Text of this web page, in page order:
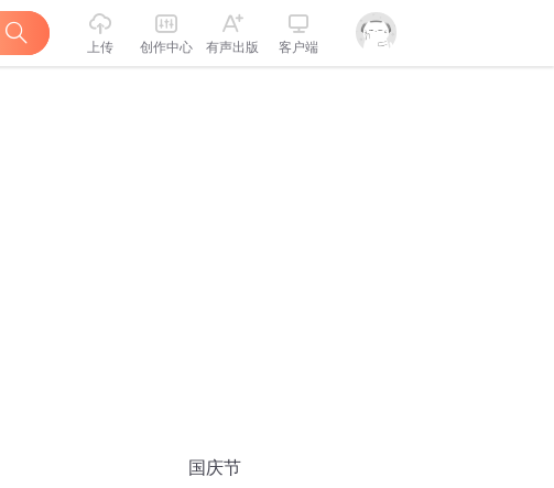
上传 创作中心 有声出版 客户端
国庆节